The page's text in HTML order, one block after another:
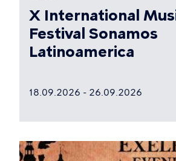
X International
Festival Sonamos
Latinoamerica
18.09.2026 - 26.09.2026